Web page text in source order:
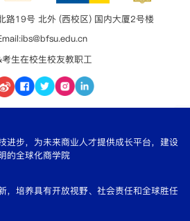
路19号 北外 (西校区) 国内大厦2号楼
生在校生校友教职工
进步，为未来商业人才提供成长平台，建设
的全球化商学院
，培养具有开放视野、社会责任和全球胜任